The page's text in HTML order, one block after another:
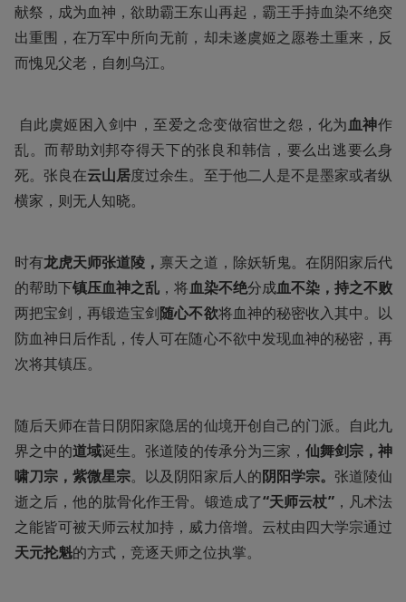
献祭，成为血神，欲助霸王东山再起，霸王手持血染不绝突
出重围，在万军中所向无前，却未遂虞姬之愿卷土重来，反
而愧见父老，自刎乌江。
自此虞姬困入剑中，至爱之念变做宿世之怨，化为血神作
乱。而帮助刘邦夺得天下的张良和韩信，要么出逃要么身
死。张良在云山居度过余生。至于他二人是不是墨家或者纵
横家，则无人知晓。
时有龙虎天师张道陵， 禀天之道，除妖斩鬼。在阴阳家后代
的帮助下镇压血神之乱 ，将血染不绝分成血不染，持之不败
两把宝剑，再锻造宝剑随心不欲将血神的秘密收入其中。以
防血神日后作乱，传人可在随心不欲中发现血神的秘密，再
次将其镇压。
随后天师在昔日阴阳家隐居的仙境开创自己的门派。自此九
界之中的道域诞生。张道陵的传承分为三家， 仙舞剑宗，神
啸刀宗，紫微星宗。以及阴阳家后人的阴阳学宗。 张道陵仙
逝之后，他的肱骨化作王骨。锻造成了“天师云杖”，凡术法
之能皆可被天师云杖加持，威力倍增。云杖由四大学宗通过
天元抡魁的方式，竞逐天师之位执掌。